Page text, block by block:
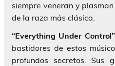
siempre veneran y
de la raza más clásica.
“Everything Under Control”
bastidores de estos
profundos secretos. Sus